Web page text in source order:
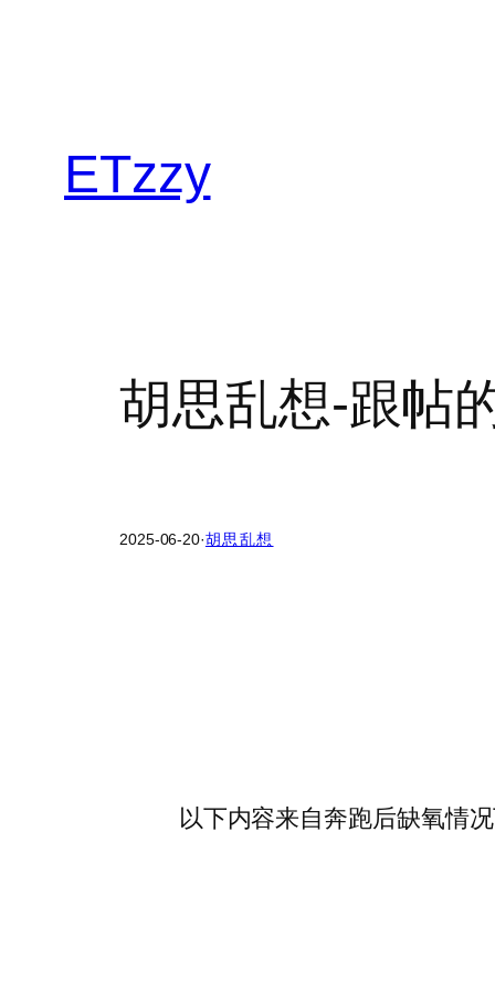
ETzzy
胡思乱想-跟帖
2025-06-20·胡思乱想
以下内容来自奔跑后缺氧情况